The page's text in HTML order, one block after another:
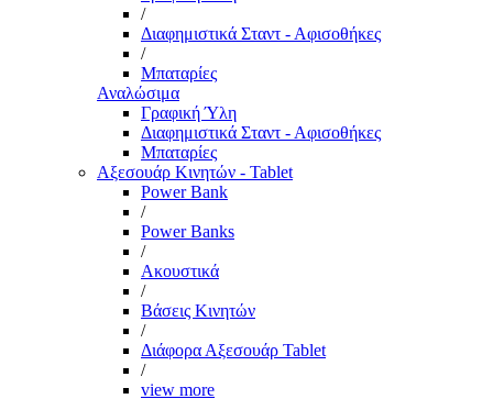
/
Διαφημιστικά Σταντ - Αφισοθήκες
/
Μπαταρίες
Αναλώσιμα
Γραφική Ύλη
Διαφημιστικά Σταντ - Αφισοθήκες
Μπαταρίες
Αξεσουάρ Κινητών - Tablet
Power Bank
/
Power Banks
/
Ακουστικά
/
Βάσεις Κινητών
/
Διάφορα Αξεσουάρ Tablet
/
view more